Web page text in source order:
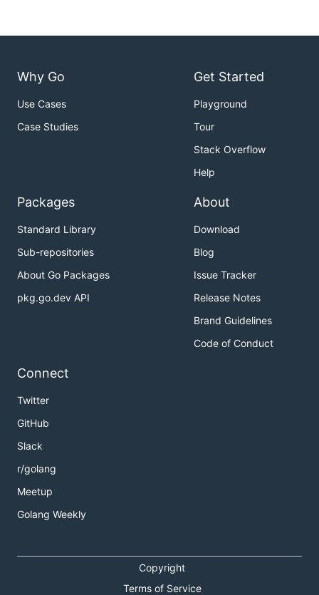
Why Go
Use Cases
Case Studies
Get Started
Playground
Tour
Stack Overflow
Help
Packages
Standard Library
Sub-repositories
About Go Packages
pkg.go.dev API
About
Download
Blog
Issue Tracker
Release Notes
Brand Guidelines
Code of Conduct
Connect
Twitter
GitHub
Slack
r/golang
Meetup
Golang Weekly
Copyright
Terms of Service